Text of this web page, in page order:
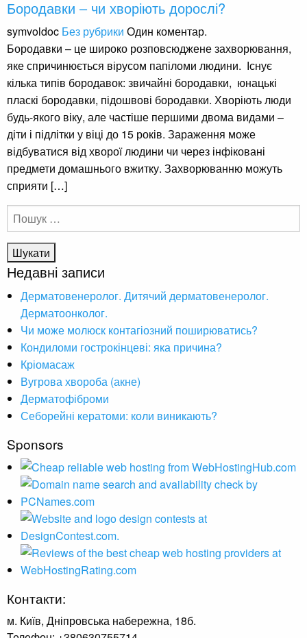
Бородавки – чи хворіють дорослі?
symvoldoc Без рубрики Один коментар.
Бородавки – це широко розповсюджене захворювання,
яке спричинюється вірусом папіломи людини. Існує
кілька типів бородавок: звичайні бородавки, юнацькі
пласкі бородавки, підошвові бородавки. Хворіють люди
будь-якого віку, але частіше першими двома видами –
діти і підлітки у віці до 15 років. Зараження може
відбуватися від хворої людини чи через інфіковані
предмети домашнього вжитку. Захворюванню можуть
сприяти […]
Пошук:
Недавні записи
Дерматовенеролог. Дитячий дерматовенеролог.
Дерматоонколог.
Чи може молюск контагіозний поширюватись?
Кондиломи гострокінцеві: яка причина?
Кріомасаж
Вугрова хвороба (акне)
Дерматофіброми
Себорейні кератоми: коли виникають?
Sponsors
Контакти:
м. Київ, Дніпровська набережна, 18б.